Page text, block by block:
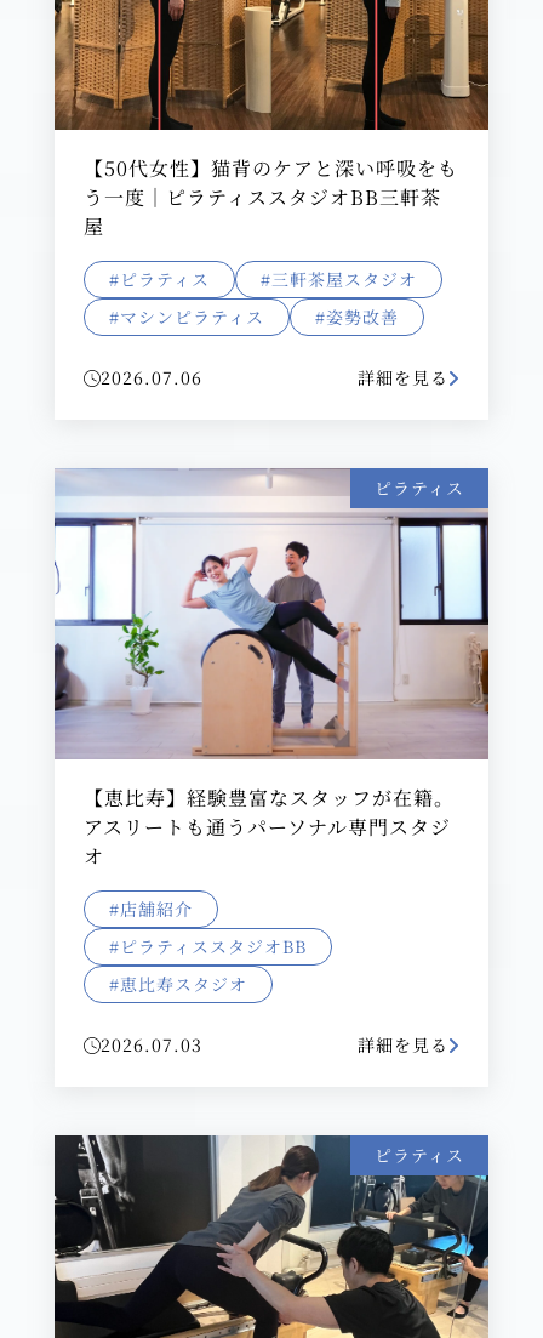
【50代女性】猫背のケアと深い呼吸をも
う一度｜ピラティススタジオBB三軒茶
屋
#ピラティス
#三軒茶屋スタジオ
#マシンピラティス
#姿勢改善
2026.07.06 詳細を見る
ピラティス
【恵比寿】経験豊富なスタッフが在籍｡
アスリートも通うパーソナル専門スタジ
オ
#店舗紹介
#ピラティススタジオBB
#恵比寿スタジオ
2026.07.03 詳細を見る
ピラティス